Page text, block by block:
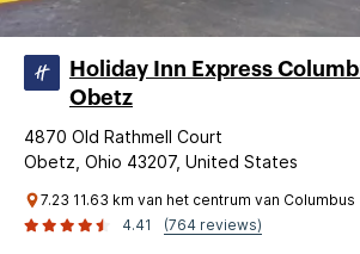
Holiday Inn Express
Obetz
4870 Old Rathmell Court
Obetz, Ohio 43207, United States
7.23 11.63 km van het centrum van Columbus
4.41
(764 reviews)